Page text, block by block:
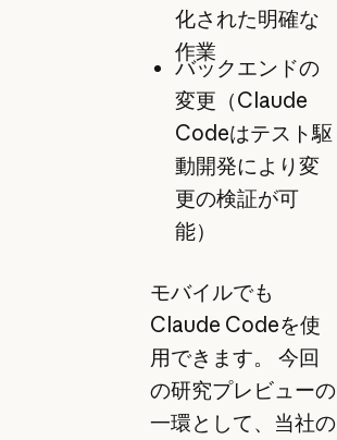
化された明確な
作業
バックエンドの
変更（Claude
Codeはテスト駆
動開発により変
更の検証が可
能）
モバイルでも
Claude Codeを使
用できます。 今回
の研究プレビューの
一環として、当社の